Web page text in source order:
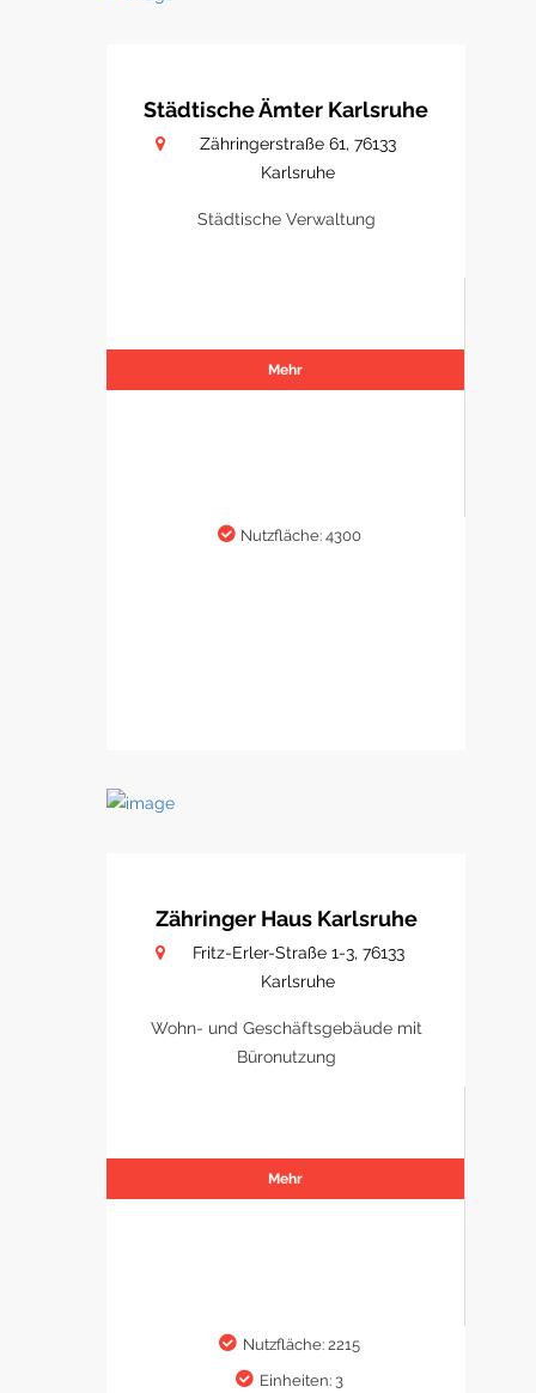
Städtische Ämter Karlsruhe
Zähringerstraße 61, 76133
Karlsruhe
Städtische Verwaltung
Mehr
Nutzfläche: 4300
Zähringer Haus Karlsruhe
Fritz-Erler-Straße 1-3, 76133
Karlsruhe
Wohn- und Geschäftsgebäude mit
Büronutzung
Mehr
Nutzfläche: 2215
Einheiten: 3